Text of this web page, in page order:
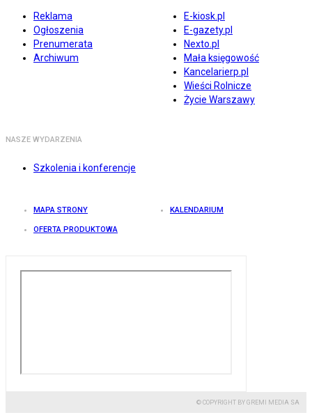
Reklama
Ogłoszenia
Prenumerata
Archiwum
E-kiosk.pl
E-gazety.pl
Nexto.pl
Mała księgowość
Kancelarierp.pl
Wieści Rolnicze
Życie Warszawy
NASZE WYDARZENIA
Szkolenia i konferencje
MAPA STRONY KALENDARIUM
OFERTA PRODUKTOWA
© COPYRIGHT BY GREMI MEDIA SA